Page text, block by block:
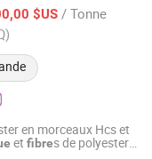
$US / Tonne
en morceaux Hcs et
et fibres de polyester